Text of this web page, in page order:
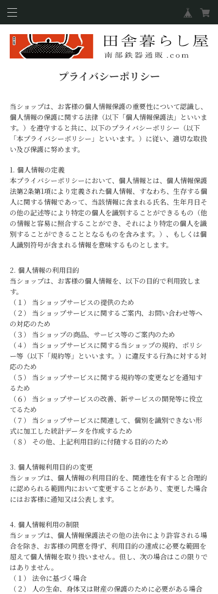
プライバシーポリシー
当ショップは、お客様の個人情報保護の重要性について認識し、
個人情報の保護に関する法律（以下「個人情報保護法」といいま
す。）を遵守すると共に、以下のプライバシーポリシー（以下
「本プライバシーポリシー」といいます。）に従い、適切な取扱
い及び保護に努めます。
1. 個人情報の定義
本プライバシーポリシーにおいて、個人情報とは、個人情報保護
法第2条第1項により定義された個人情報、すなわち、生存する個
人に関する情報であって、当該情報に含まれる氏名、生年月日そ
の他の記述等により特定の個人を識別することができるもの（他
の情報と容易に照合することができ、それにより特定の個人を識
別することができることとなるものを含みます。）、もしくは個
人識別符号が含まれる情報を意味するものとします。
2. 個人情報の利用目的
当ショップは、お客様の個人情報を、以下の目的で利用致しま
す。
（１） 当ショップサービスの提供のため
（２） 当ショップサービスに関するご案内、お問い合わせ等へ
の対応のため
（３） 当ショップの商品、サービス等のご案内のため
（４） 当ショップサービスに関する当ショップの規約、ポリシ
ー等（以下「規約等」といいます。）に違反する行為に対する対
応のため
（５） 当ショップサービスに関する規約等の変更などを通知す
るため
（６） 当ショップサービスの改善、新サービスの開発等に役立
てるため
（７） 当ショップサービスに関連して、個別を識別できない形
式に加工した統計データを作成するため
（８） その他、上記利用目的に付随する目的のため
3. 個人情報利用目的の変更
当ショップは、個人情報の利用目的を、関連性を有すると合理的
に認められる範囲内において変更することがあり、変更した場合
にはお客様に通知又は公表します。
4. 個人情報利用の制限
当ショップは、個人情報保護法その他の法令により許容される場
合を除き、お客様の同意を得ず、利用目的の達成に必要な範囲を
超えて個人情報を取り扱いません。但し、次の場合はこの限りで
はありません。
（１） 法令に基づく場合
（２） 人の生命、身体又は財産の保護のために必要がある場合